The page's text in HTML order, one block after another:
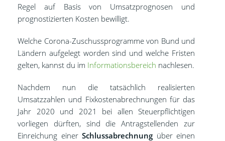
Regel auf Basis von Umsatzprognosen und
prognostizierten Kosten bewilligt.
Welche Corona-Zuschussprogramme von Bund und
Ländern aufgelegt worden sind und welche Fristen
gelten, kannst du im Informationsbereich nachlesen.
Nachdem nun die tatsächlich realisierten
Umsatzzahlen und Fixkostenabrechnungen für das
Jahr 2020 und 2021 bei allen Steuerpflichtigen
vorliegen dürften, sind die Antragstellenden zur
Einreichung einer Schlussabrechnung über einen